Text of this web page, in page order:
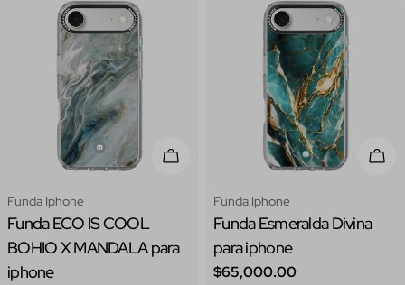
Elige Opciones
Tipo:
Funda Iphone
Funda ECO IS COOL
BOHIO X MANDALA para
iphone
Tipo:
Funda Iphone
Funda Esmeralda Divina
para iphone
Precio
$65,000.00